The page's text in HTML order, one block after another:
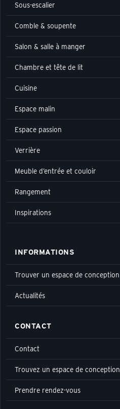
Sous-escalier
Comble & soupente
Salon & salle à manger
Chambre et tête de lit
Cuisine
Espace malin
Espace passion
Verrière
Meuble d’entrée et couloir
Rangement
Inspirations
INFORMATIONS
Trouver un espace de conception
Actualités
CONTACT
Contact
Trouvez un espace de conception
Prendre rendez-vous